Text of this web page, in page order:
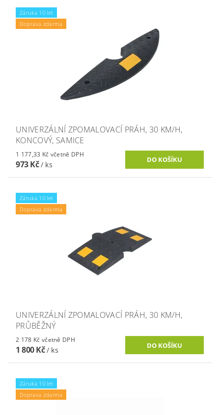
Záruka 10 let
Doprava zdarma
UNIVERZÁLNÍ ZPOMALOVACÍ PRÁH, 30 KM/H,
KONCOVÝ, SAMICE
1 177,33 Kč včetně DPH
973 Kč/ ks
Záruka 10 let
Doprava zdarma
UNIVERZÁLNÍ ZPOMALOVACÍ PRÁH, 30 KM/H,
PRŮBĚŽNÝ
2 178 Kč včetně DPH
1 800 Kč/ ks
Záruka 10 let
Doprava zdarma